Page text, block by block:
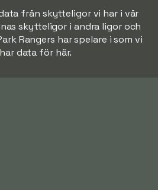
från skytteligor vi har i vår
skytteligor i andra ligor och
Rangers har spelare i som vi
data för här.